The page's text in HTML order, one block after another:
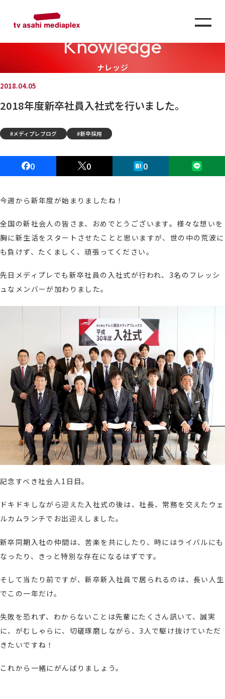
Knowledge
ナレッジ
2018.04.05
2018年度新卒社員入社式を行いました。
メディプレブログ 新卒採用
0 0 0
今週から新年度が始まりましたね！
全国の新社会人の皆さま、おめでとうございます。様々な想いを
胸に新生活をスタートさせたことと思いますが、世の中の荒波に
も負けず、たくましく、頑張ってください。
先日メディプレでも新卒社員の入社式が行われ、3名のフレッシ
ュなメンバーが加わりました。
記念すべき社会人1日目。
ドキドキしながら迎えた入社式の後は、社長、常務を交えたウェ
ルカムランチでお出迎えしました。
新卒同期入社の仲間は、苦楽を共にしたり、時にはライバルにも
なったり、きっと特別な存在になるはずです。
そして当たり前ですが、新卒新入社員で居られるのは、長い人生
でこの一年だけ。
失敗を恐れず、わからないことは先輩にたくさん訊いて、誠実
に、がむしゃらに、切磋琢磨しながら、3人で駆け抜けていただ
きたいですね！
これから一緒にがんばりましょう。